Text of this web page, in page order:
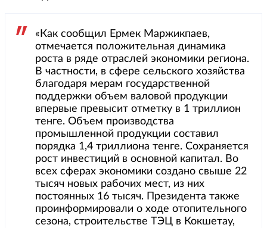
«Как сообщил Ермек Маржикпаев,
отмечается положительная динамика
роста в ряде отраслей экономики региона.
В частности, в сфере сельского хозяйства
благодаря мерам государственной
поддержки объем валовой продукции
впервые превысит отметку в 1 триллион
тенге. Объем производства
промышленной продукции составил
порядка 1,4 триллиона тенге. Сохраняется
рост инвестиций в основной капитал. Во
всех сферах экономики создано свыше 22
тысяч новых рабочих мест, из них
постоянных 16 тысяч. Президента также
проинформировали о ходе отопительного
сезона, строительстве ТЭЦ в Кокшетау,